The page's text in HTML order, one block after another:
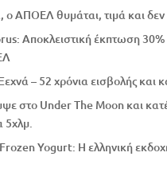
ο ΑΠΟΕΛ θυμάται, τιμά και δεν
Αποκλειστική έκπτωση 30%
– 52 χρόνια εισβολής και
στο Under The Moon και
5χλμ.
Yogurt: Η ελληνική